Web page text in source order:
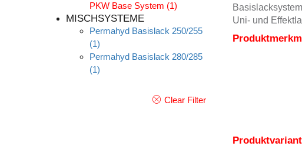
PKW Base System (1)
MISCHSYSTEME
Permahyd Basislack 250/255
(1)
Permahyd Basislack 280/285
(1)
Clear Filter
Uni- und